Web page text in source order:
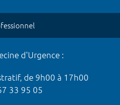
d'Urgence :
de 9h00 à 17h00
33 95 05